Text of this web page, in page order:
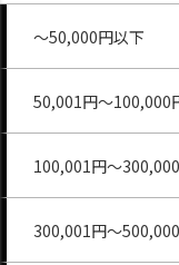
～50,000円以下
50,001円～100,000
100,001円～
300,001円～